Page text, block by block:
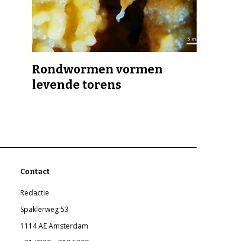
Rondwormen vormen
levende torens
Contact
Redactie
Spaklerweg 53
1114 AE Amsterdam